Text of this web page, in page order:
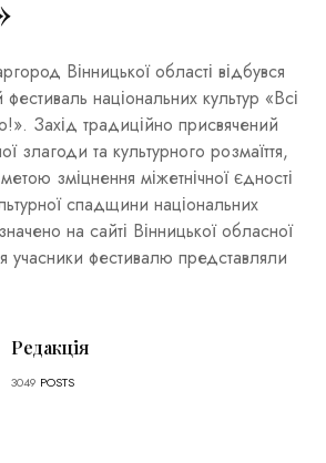
Вінницької області відбувся
національних культур «Всі
Захід традиційно присвячений
злагоди та культурного розмаїття,
зміцнення міжетнічної єдності
спадщини національних
на сайті Вінницької обласної
фестивалю представляли
Редакція
3049 POSTS